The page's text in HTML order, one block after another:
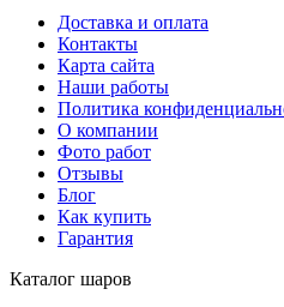
Доставка и оплата
Контакты
Карта сайта
Наши работы
Политика
О компании
Фото работ
Отзывы
Блог
Как купить
Гарантия
Каталог шаров